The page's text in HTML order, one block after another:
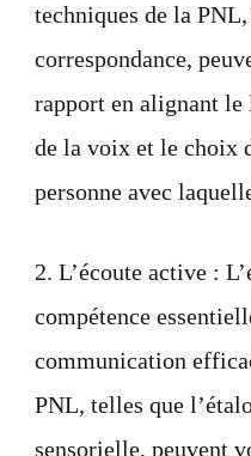
techniques de la
correspondance,
rapport en alignant le
de la voix et le choix
personne avec
2. L’écoute active :
compétence
communication
PNL, telles que
sensorielle, peuvent